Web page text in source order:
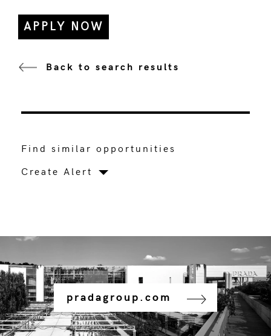
Back to search results
APPLY NOW
Find similar opportunities
Create Alert
pradagroup.com